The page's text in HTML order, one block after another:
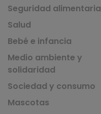
Seguridad alimentaria
Salud
Bebé e infancia
Medio ambiente y
solidaridad
Sociedad y consumo
Mascotas